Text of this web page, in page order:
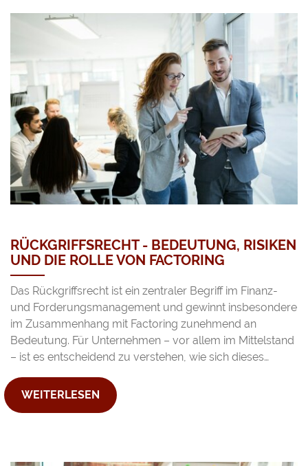
RÜCKGRIFFSRECHT - BEDEUTUNG, RISIKEN
UND DIE ROLLE VON FACTORING
Das Rückgriffsrecht ist ein zentraler Begriff im Finanz-
und Forderungsmanagement und gewinnt insbesondere
im Zusammenhang mit Factoring zunehmend an
Bedeutung. Für Unternehmen – vor allem im Mittelstand
– ist es entscheidend zu verstehen, wie sich dieses…
WEITERLESEN